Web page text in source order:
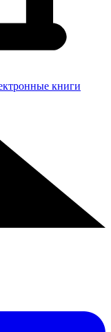
книги